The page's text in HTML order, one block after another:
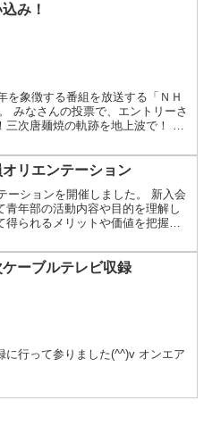
み！
を象徴する番組を放送する「ＮＨ
みなさんの投票で、エントリーさ
次唐麺焼の軌跡を地上波で！ 現
リエンテーション
ーションを開催しました。 新入会
青年部の活動内容や目的を理解し
られるメリットや価値を把握し
ケーブルテレビ収録
行って参りました(^^)v オンエア